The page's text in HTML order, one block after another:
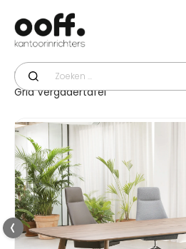
Productcategorie
Grid Vergadertafel